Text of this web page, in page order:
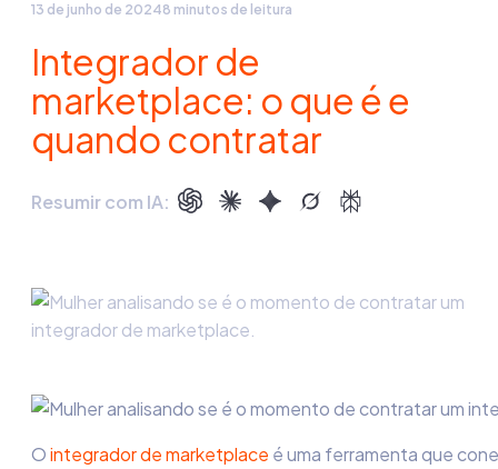
13 de junho de 20248 minutos de leitura
Integrador de
marketplace: o que é e
quando contratar
Resumir com IA:
Ointegrador de marketplace é uma ferramenta que